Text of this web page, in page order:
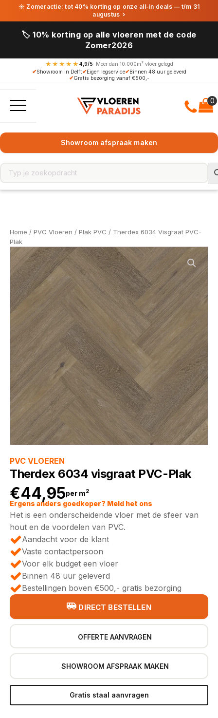
☀ Zomeractie: tot 40% korting op onze all-in deals — t/m 31
augustus ›
🏷️ 10% korting op alle vloeren met de code
Zomer2026
★★★★★ 4,9/5· Meer dan 10.000m² vloer gelegd
✔Showroom in Delft✔Eigen legservice✔Binnen 48 uur geleverd
✔Gratis bezorging vanaf €500,-
Showroom afspraak maken
Home / PVC Vloeren / Plak PVC / Therdex 6034 Visgraat PVC-
Plak
PVC VLOEREN
Therdex 6034 visgraat PVC-Plak
€44,95per m2
Ergens anders goedkoper? Meld het ons
Het is een onderscheidende vloer met de sfeer van
hout en de voordelen van PVC.
Aandacht voor de klant
Vaste contactpersoon
Voor elk budget een vloer
Binnen 48 uur geleverd
Bestellingen boven €500,- gratis bezorging
DIRECT BESTELLEN
OFFERTE AANVRAGEN
SHOWROOM AFSPRAAK MAKEN
Gratis staal aanvragen